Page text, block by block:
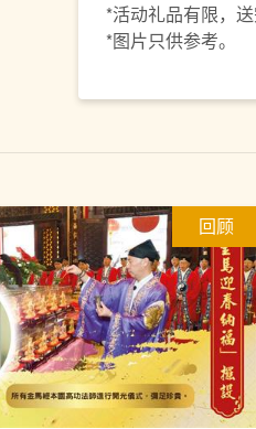
*活动礼品有限，送
*图片只供参考。
回顾